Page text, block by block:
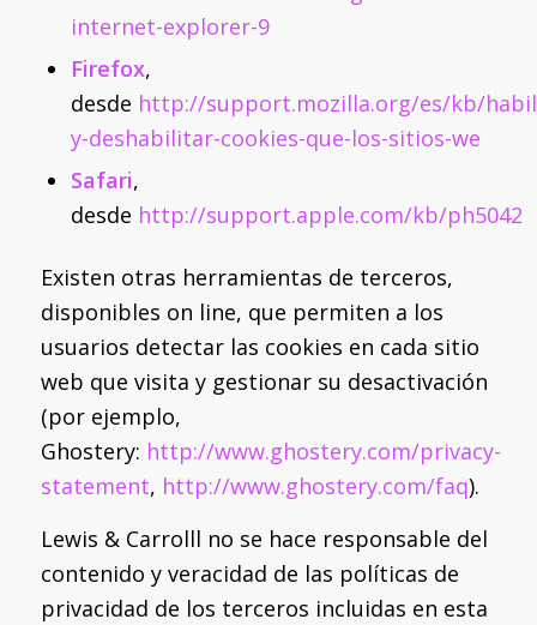
internet-explorer-9
Firefox,
desde http://support.mozilla.org/es/kb/
y-deshabilitar-cookies-que-los-sitios-we
Safari,
desde http://support.apple.com/kb/ph5042
Existen otras herramientas de terceros,
disponibles on line, que permiten a los
usuarios detectar las cookies en cada sitio
web que visita y gestionar su desactivación
(por ejemplo,
Ghostery: http://www.ghostery.com/privacy-
statement, http://www.ghostery.com/faq).
Lewis & Carrolll no se hace responsable del
contenido y veracidad de las políticas de
privacidad de los terceros incluidas en esta